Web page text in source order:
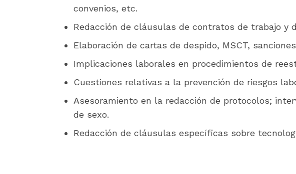
convenios, etc.
Redacción de cláusulas de contratos de trabajo y
Elaboración de cartas de despido, MSCT,
Implicaciones laborales en procedimientos de
Cuestiones relativas a la prevención de riesgos
Asesoramiento en la redacción de protocolos;
de sexo.
Redacción de cláusulas específicas sobre